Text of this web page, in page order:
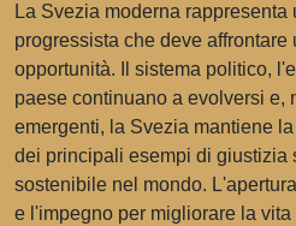
La Svezia moderna
progressista che deve affrontare
opportunità. Il sistema politico,
paese continuano a evolversi e,
emergenti, la Svezia mantiene
dei principali esempi di giustizia
sostenibile nel mondo.
e l'impegno per migliorare la